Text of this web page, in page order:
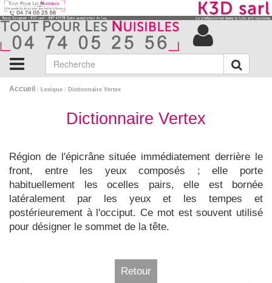
Accueil / Lexique / Dictionnaire Vertex
Dictionnaire Vertex
Région de l'épicrâne située immédiatement derrière le
front, entre les yeux composés ; elle porte
habituellement les ocelles pairs, elle est bornée
latéralement par les yeux et les tempes et
postérieurement à l'occiput. Ce mot est souvent utilisé
pour désigner le sommet de la tête.
Retour